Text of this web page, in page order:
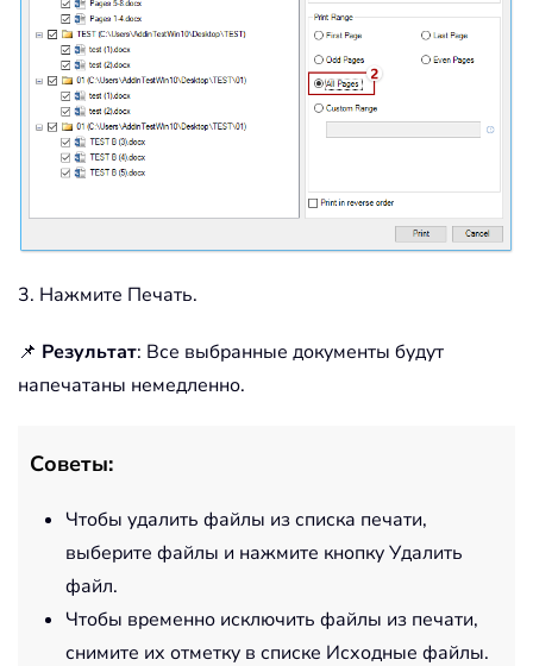
3. Нажмите Печать.
📌 Результат: Все выбранные документы будут
напечатаны немедленно.
Советы:
Чтобы удалить файлы из списка печати,
выберите файлы и нажмите кнопку Удалить
файл.
Чтобы временно исключить файлы из печати,
снимите их отметку в списке Исходные файлы.